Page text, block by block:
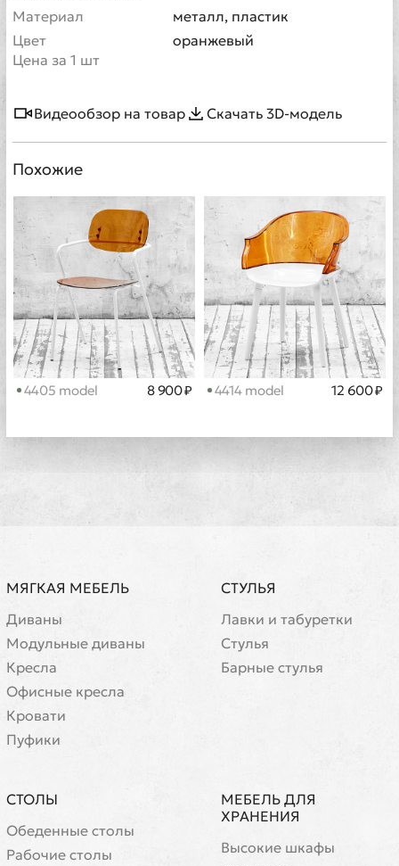
Материал
металл, пластик
Цвет
оранжевый
Цена за 1 шт
Видеообзор на товар Скачать 3D-модель
Похожие
4405 model 8 900 ₽ 4414 model 12 600 ₽
МЯГКАЯ МЕБЕЛЬ
Диваны
Модульные диваны
Кресла
Офисные кресла
Кровати
Пуфики
СТУЛЬЯ
Лавки и табуретки
Стулья
Барные стулья
СТОЛЫ
Обеденные столы
Рабочие столы
МЕБЕЛЬ ДЛЯ
ХРАНЕНИЯ
Высокие шкафы